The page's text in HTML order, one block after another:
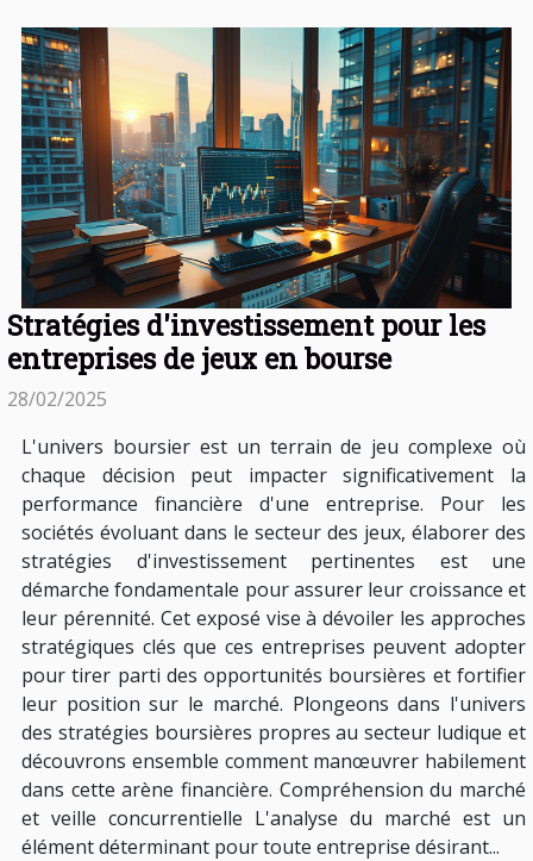
Stratégies d'investissement pour les
entreprises de jeux en bourse
28/02/2025
L'univers boursier est un terrain de jeu complexe où
chaque décision peut impacter significativement la
performance financière d'une entreprise. Pour les
sociétés évoluant dans le secteur des jeux, élaborer des
stratégies d'investissement pertinentes est une
démarche fondamentale pour assurer leur croissance et
leur pérennité. Cet exposé vise à dévoiler les approches
stratégiques clés que ces entreprises peuvent adopter
pour tirer parti des opportunités boursières et fortifier
leur position sur le marché. Plongeons dans l'univers
des stratégies boursières propres au secteur ludique et
découvrons ensemble comment manœuvrer habilement
dans cette arène financière. Compréhension du marché
et veille concurrentielle L'analyse du marché est un
élément déterminant pour toute entreprise désirant...